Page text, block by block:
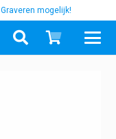
Graveren mogelijk!